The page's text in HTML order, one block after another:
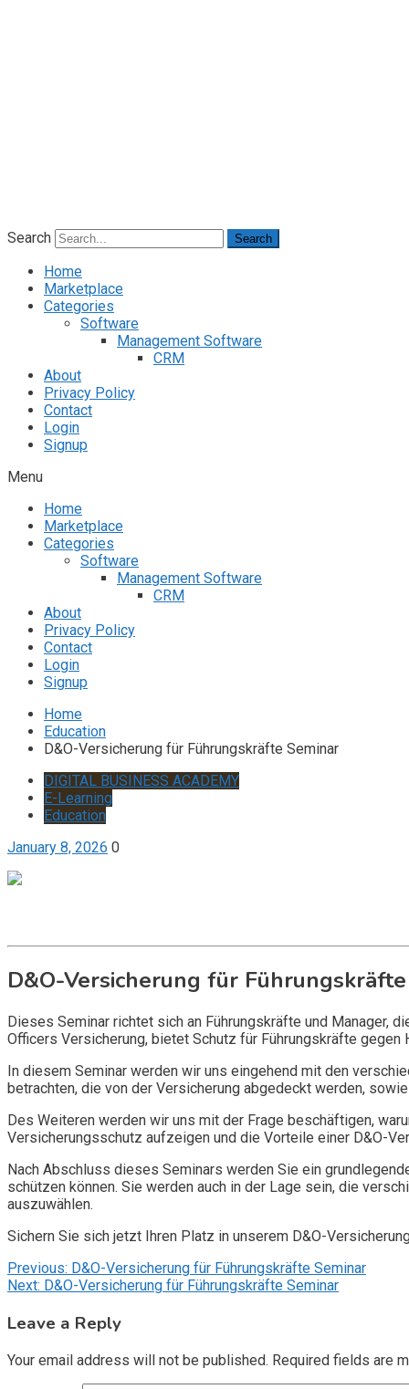
Search Search
Home
Marketplace
Categories
Software
Management Software
CRM
About
Privacy Policy
Contact
Login
Signup
Menu
Home
Marketplace
Categories
Software
Management Software
CRM
About
Privacy Policy
Contact
Login
Signup
Home
Education
D&O-Versicherung für Führungskräfte Seminar
DIGITAL BUSINESS ACADEMY
E-Learning
Education
January 8, 2026 0
D&O-Versicherung für
Dieses Seminar richtet sich an Führungskräfte und Manager,
Officers Versicherung, bietet Schutz für Führungskräfte
In diesem Seminar werden wir uns eingehend mit den
betrachten, die von der Versicherung abgedeckt werden,
Des Weiteren werden wir uns mit der Frage beschäftigen,
Versicherungsschutz aufzeigen und die Vorteile einer D&O-
Nach Abschluss dieses Seminars werden Sie ein
schützen können. Sie werden auch in der Lage sein, die
auszuwählen.
Sichern Sie sich jetzt Ihren Platz in unserem D&O-
Post
navigation
Previous: D&O-Versicherung für Führungskräfte Seminar
Next: D&O-Versicherung für Führungskräfte Seminar
Leave a Reply
Your email address will not be published. Required fields are